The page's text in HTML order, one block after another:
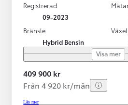
Registrerad
09-2023
Bränsle
Hybrid Bensin
Visa mer
409 900 kr
Från 4 920 kr/mån
Läs mer